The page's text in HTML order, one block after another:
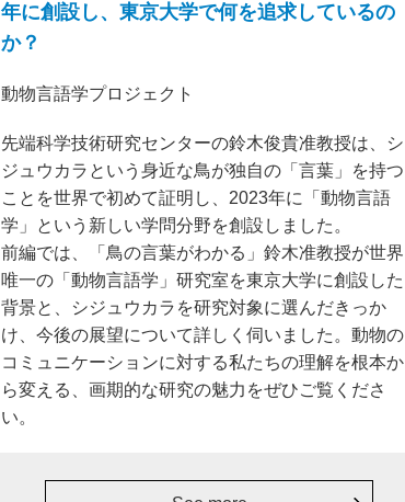
年に創設し、東京大学で何を追求しているの
か？
動物言語学プロジェクト
先端科学技術研究センターの鈴木俊貴准教授は、シ
ジュウカラという身近な鳥が独自の「言葉」を持つ
ことを世界で初めて証明し、2023年に「動物言語
学」という新しい学問分野を創設しました。
前編では、「鳥の言葉がわかる」鈴木准教授が世界
唯一の「動物言語学」研究室を東京大学に創設した
背景と、シジュウカラを研究対象に選んだきっか
け、今後の展望について詳しく伺いました。動物の
コミュニケーションに対する私たちの理解を根本か
ら変える、画期的な研究の魅力をぜひご覧くださ
い。